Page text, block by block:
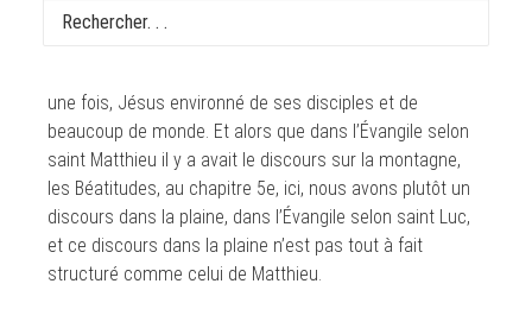
une fois, Jésus environné de ses disciples et de
beaucoup de monde. Et alors que dans l’Évangile selon
saint Matthieu il y a avait le discours sur la montagne,
les Béatitudes, au chapitre 5e, ici, nous avons plutôt un
discours dans la plaine, dans l’Évangile selon saint Luc,
et ce discours dans la plaine n’est pas tout à fait
structuré comme celui de Matthieu.